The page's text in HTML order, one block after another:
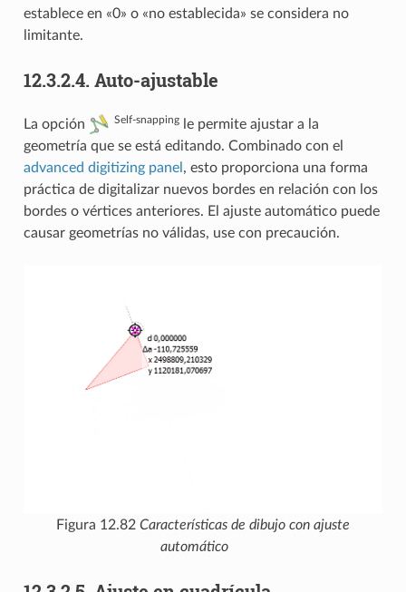
establece en «0» o «no establecida» se considera no
limitante.
12.3.2.4. Auto-ajustable
La opción Self-snappingle permite ajustar a la
geometría que se está editando. Combinado con el
advanced digitizing panel , esto proporciona una forma
práctica de digitalizar nuevos bordes en relación con los
bordes o vértices anteriores. El ajuste automático puede
causar geometrías no válidas, use con precaución.
Figura 12.82 Características de dibujo con ajuste
automático